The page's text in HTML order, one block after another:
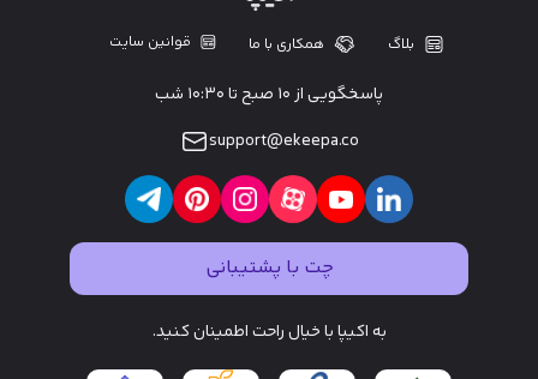
بلاگ همکاری با ما قوانین سایت
پاسخگویی از ۱۰ صبح تا ۱۰:۳۰ شب
support@ekeepa.co
چت با پشتیبانی
به اکیپا با خیال راحت اطمینان کنید.